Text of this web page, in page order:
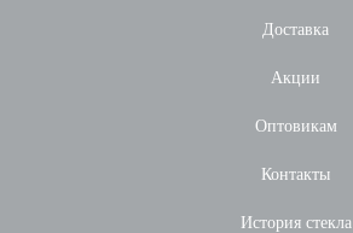
Доставка
Акции
Оптовикам
Контакты
История стекла